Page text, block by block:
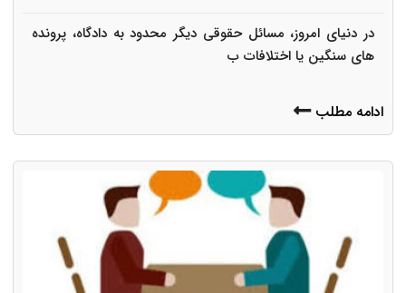
در دنیای امروز، مسائل حقوقی دیگر محدود به دادگاه، پرونده
های سنگین یا اختلافات ب
ادامه مطلب